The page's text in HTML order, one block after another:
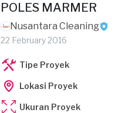
POLES MARMER
Nusantara Cleaning
22 February 2016
Tipe Proyek
Lokasi Proyek
Ukuran Proyek